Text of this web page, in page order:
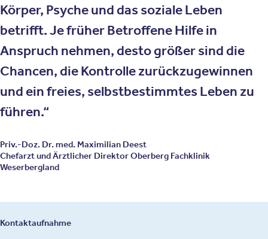
Körper, Psyche und das soziale Leben
betrifft. Je früher Betroffene Hilfe in
Anspruch nehmen, desto größer sind die
Chancen, die Kontrolle zurückzugewinnen
und ein freies, selbstbestimmtes Leben zu
führen.
Priv.-Doz. Dr. med. Maximilian Deest
Chefarzt und Ärztlicher Direktor Oberberg Fachklinik
Weserbergland
Kontaktaufnahme